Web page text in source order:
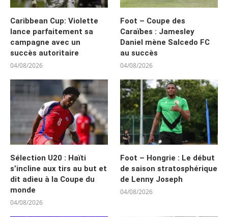
Caribbean Cup: Violette
lance parfaitement sa
campagne avec un
succès autoritaire
04/08/2026
Foot – Coupe des
Caraïbes : Jamesley
Daniel mène Salcedo FC
au succès
04/08/2026
Sélection U20 : Haïti
s’incline aux tirs au but et
dit adieu à la Coupe du
monde
04/08/2026
Foot – Hongrie : Le début
de saison stratosphérique
de Lenny Joseph
04/08/2026